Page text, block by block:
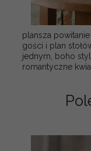
plansza powitanie
gości i plan
jednym, boho styl
romantyczne